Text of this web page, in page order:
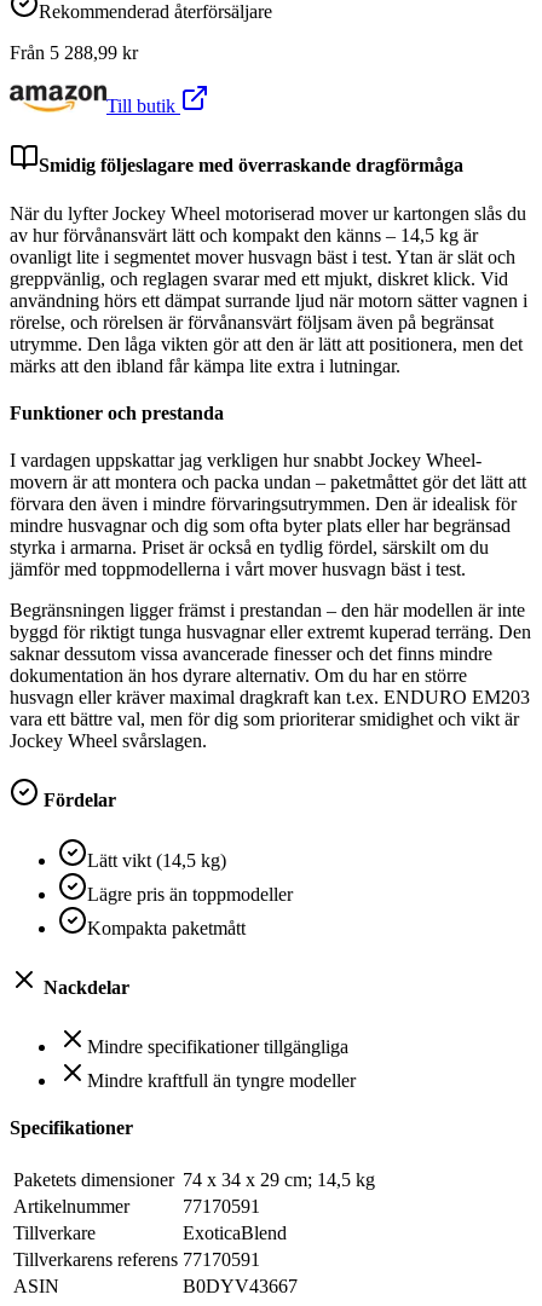
Rekommenderad återförsäljare
Från 5 288,99 kr
Till butik
Smidig följeslagare med överraskande dragförmåga
När du lyfter Jockey Wheel motoriserad mover ur kartongen slås du
av hur förvånansvärt lätt och kompakt den känns – 14,5 kg är
ovanligt lite i segmentet mover husvagn bäst i test. Ytan är slät och
greppvänlig, och reglagen svarar med ett mjukt, diskret klick. Vid
användning hörs ett dämpat surrande ljud när motorn sätter vagnen i
rörelse, och rörelsen är förvånansvärt följsam även på begränsat
utrymme. Den låga vikten gör att den är lätt att positionera, men det
märks att den ibland får kämpa lite extra i lutningar.
Funktioner och prestanda
I vardagen uppskattar jag verkligen hur snabbt Jockey Wheel-
movern är att montera och packa undan – paketmåttet gör det lätt att
förvara den även i mindre förvaringsutrymmen. Den är idealisk för
mindre husvagnar och dig som ofta byter plats eller har begränsad
styrka i armarna. Priset är också en tydlig fördel, särskilt om du
jämför med toppmodellerna i vårt mover husvagn bäst i test.
Begränsningen ligger främst i prestandan – den här modellen är inte
byggd för riktigt tunga husvagnar eller extremt kuperad terräng. Den
saknar dessutom vissa avancerade finesser och det finns mindre
dokumentation än hos dyrare alternativ. Om du har en större
husvagn eller kräver maximal dragkraft kan t.ex. ENDURO EM203
vara ett bättre val, men för dig som prioriterar smidighet och vikt är
Jockey Wheel svårslagen.
Fördelar
Lätt vikt (14,5 kg)
Lägre pris än toppmodeller
Kompakta paketmått
Nackdelar
Mindre specifikationer tillgängliga
Mindre kraftfull än tyngre modeller
Specifikationer
Paketets dimensioner ‎74 x 34 x 29 cm; 14,5 kg
Artikelnummer
‎77170591
Tillverkare
‎ExoticaBlend
Tillverkarens referens ‎77170591
ASIN
‎B0DYV43667